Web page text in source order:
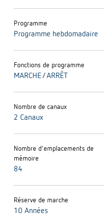
Programme
Programme hebdomadaire
Fonctions de programme
MARCHE / ARRÊT
Nombre de canaux
2 Canaux
Nombre d'emplacements de
mémoire
84
Réserve de marche
10 Années